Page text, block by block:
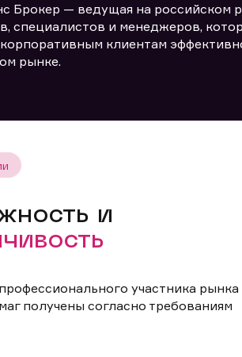
Брокер — ведущая на российском
специалистов и менеджеров,
клиентам
рынке.
и
участника рынка
получены согласно требованиям